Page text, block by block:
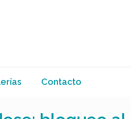
Contacto